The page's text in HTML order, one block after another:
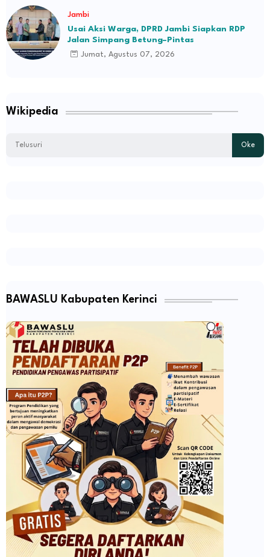
Jambi
Usai Aksi Warga, DPRD Jambi Siapkan RDP
Jalan Simpang Betung–Pintas
Jumat, Agustus 07, 2026
Wikipedia
BAWASLU Kabupaten Kerinci